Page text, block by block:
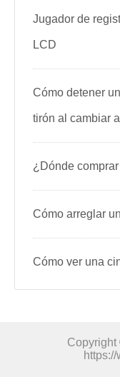
Jugador de
LCD
Cómo detener
tirón al cambiar
¿Dónde
Cómo arreglar
Cómo ver una
Copyright